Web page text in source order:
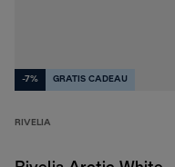
-7% GRATIS CADEAU
RIVELIA